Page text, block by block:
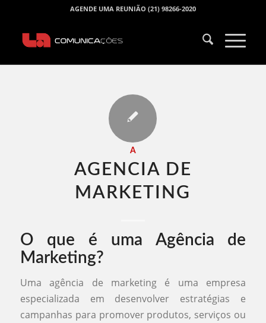
AGENDE UMA REUNIÃO (21) 98266-2020
A
AGENCIA DE
MARKETING​
O que é uma Agência de
Marketing?
Uma agência de marketing é uma empresa
especializada em desenvolver estratégias e
campanhas para promover produtos, serviços ou